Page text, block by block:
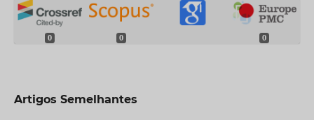
0 0 0
Artigos Semelhantes